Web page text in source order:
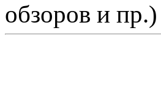
обзоров и